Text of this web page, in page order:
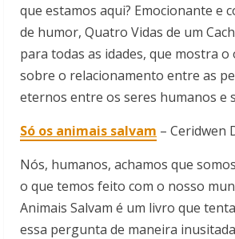
que estamos aqui? Emocionante e
de humor, Quatro Vidas de um
para todas as idades, que mostra o
sobre o relacionamento entre as
eternos entre os seres humanos e
Só os animais salvam – Ceridwen
Nós, humanos, achamos que
o que temos feito com o nosso
Animais Salvam é um livro que
essa pergunta de maneira